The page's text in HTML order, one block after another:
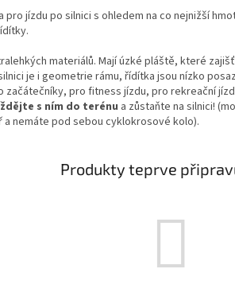
pro jízdu po silnici s ohledem na co nejnižší
materiálů. Mají úzké pláště, které
je i geometrie rámu, řídítka jsou nízko
začátečníky, pro fitness jízdu, pro rekreační
s ním do terénu a zůstaňte na silnici!
nemáte pod sebou cyklokrosové kolo).
Produkty teprve